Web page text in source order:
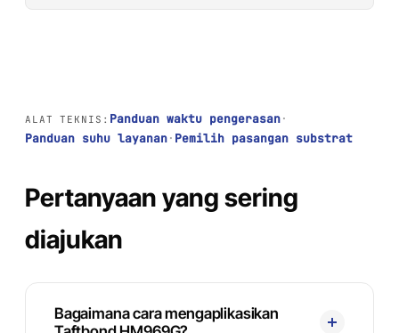
ALAT TEKNIS: Panduan waktu pengerasan·
Panduan suhu layanan· Pemilih pasangan substrat
Pertanyaan yang sering
diajukan
Bagaimana cara mengaplikasikan